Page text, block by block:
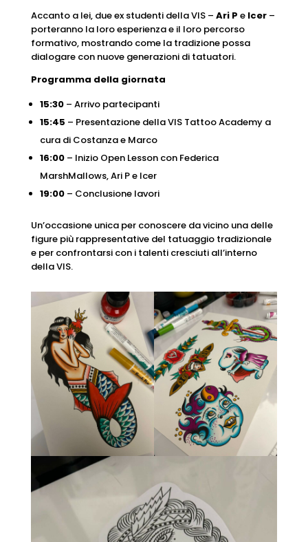
Accanto a lei, due ex studenti della VIS – Ari P e Icer–
porteranno la loro esperienza e il loro percorso
formativo, mostrando come la tradizione possa
dialogare con nuove generazioni di tatuatori.
Programma della giornata
15:30– Arrivo partecipanti
15:45 – Presentazione della VIS Tattoo Academy a
cura di Costanza e Marco
16:00– Inizio Open Lesson con Federica
MarshMallows, Ari P e Icer
19:00– Conclusione lavori
Un’occasione unica per conoscere da vicino una delle
figure più rappresentative del tatuaggio tradizionale
e per confrontarsi con i talenti cresciuti all’interno
della VIS.